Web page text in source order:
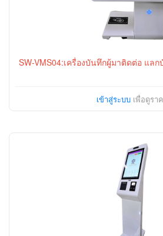
SW-VMS04:เครื่องบันทึกผู้มาติดต่อ แล
เข้าสู่ระบบเพื่อดูรา